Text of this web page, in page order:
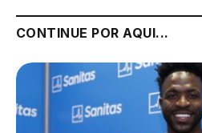
CONTINUE POR AQUI...